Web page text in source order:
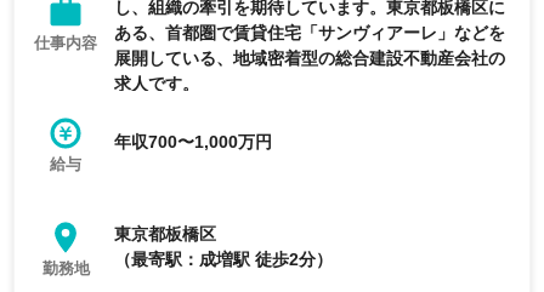
仕事内容
し、組織の牽引を期待しています。東京都板橋区に
ある、首都圏で賃貸住宅「サンヴィアーレ」などを
展開している、地域密着型の総合建設不動産会社の
求人です。
給与
年収700〜1,000万円
勤務地
東京都板橋区
（最寄駅：成増駅 徒歩2分）